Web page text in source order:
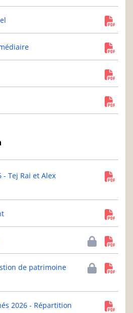
Tej Rai et Alex
de patrimoine
2026 - Répartition